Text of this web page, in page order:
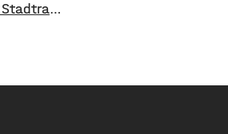
zahlreichen Bildern die